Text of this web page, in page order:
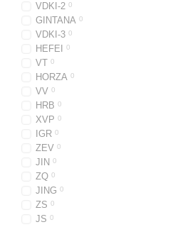
VDKI-2 0
GINTANA 0
VDKI-3 0
HEFEI 0
VT 0
HORZA 0
VV 0
HRB 0
XVP 0
IGR 0
ZEV 0
JIN 0
ZQ 0
JING 0
ZS 0
JS 0